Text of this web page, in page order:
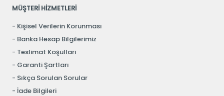
MÜŞTERİ HİZMETLERİ
Kişisel Verilerin Korunması
Banka Hesap Bilgilerimiz
Teslimat Koşulları
Garanti Şartları
Sıkça Sorulan Sorular
İade Bilgileri